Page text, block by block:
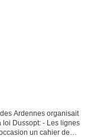
Ardennes organisait
loi Dussopt: - Les lignes
un cahier de